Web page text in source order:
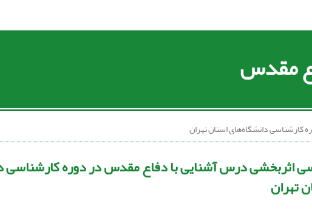
مقدس
دانشگاه‌های استان تهران
اثربخشی درس آشنایی با دفاع مقدس در دوره کارشناسی
تهران